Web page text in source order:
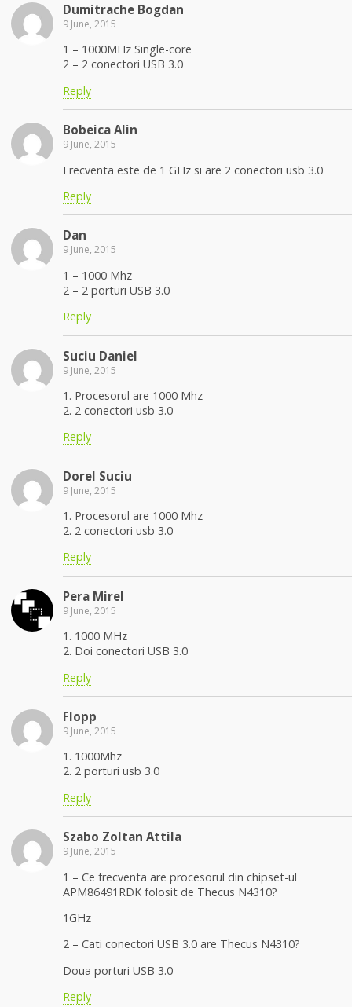
Dumitrache Bogdan
9 June, 2015
1 – 1000MHz Single-core
2 – 2 conectori USB 3.0
Reply
Bobeica Alin
9 June, 2015
Frecventa este de 1 GHz si are 2 conectori usb 3.0
Reply
Dan
9 June, 2015
1 – 1000 Mhz
2 – 2 porturi USB 3.0
Reply
Suciu Daniel
9 June, 2015
1. Procesorul are 1000 Mhz
2. 2 conectori usb 3.0
Reply
Dorel Suciu
9 June, 2015
1. Procesorul are 1000 Mhz
2. 2 conectori usb 3.0
Reply
Pera Mirel
9 June, 2015
1. 1000 MHz
2. Doi conectori USB 3.0
Reply
Flopp
9 June, 2015
1. 1000Mhz
2. 2 porturi usb 3.0
Reply
Szabo Zoltan Attila
9 June, 2015
1 – Ce frecventa are procesorul din chipset-ul
APM86491RDK folosit de Thecus N4310?
1GHz
2 – Cati conectori USB 3.0 are Thecus N4310?
Doua porturi USB 3.0
Reply